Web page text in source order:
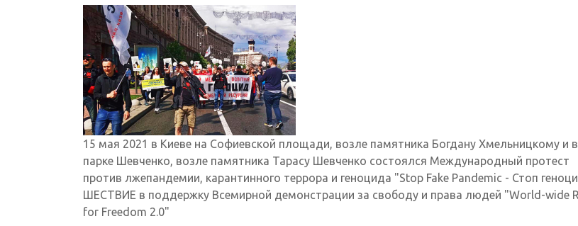
15 мая 2021 в Киеве на Софиевской площади, возле памятника Богдану Хмельницкому и в
парке Шевченко, возле памятника Тарасу Шевченко состоялся Международный протест
против лжепандемии, карантинного террора и геноцида "Stop Fake Pandemic - Стоп
ШЕСТВИЕ в поддержку Всемирной демонстрации за свободу и права людей "World-wide
for Freedom 2.0"